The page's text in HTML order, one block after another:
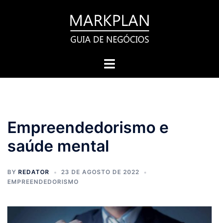
Toggle
Empreendedorismo e
saúde mental
BY REDATOR
23 DE AGOSTO DE 2022
EMPREENDEDORISMO